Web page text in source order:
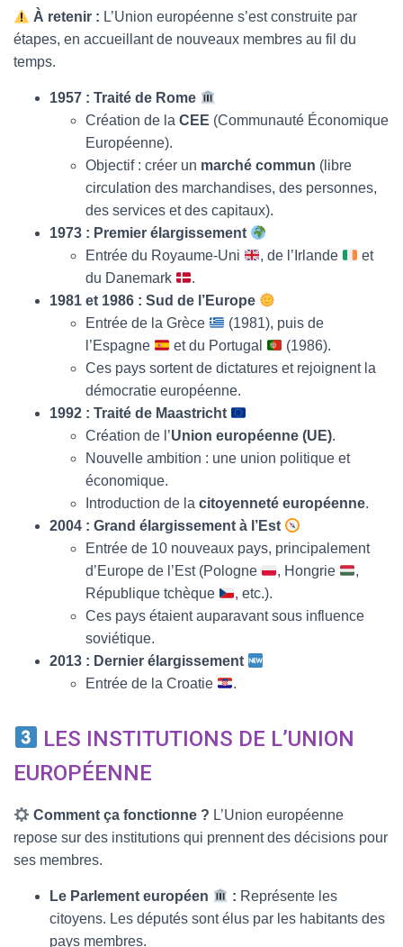
À retenir : L’Union européenne s’est construite par
étapes, en accueillant de nouveaux membres au fil du
temps.
1957 : Traité de Rome
Création de la CEE (Communauté Économique
Européenne).
Objectif : créer un marché commun (libre
circulation des marchandises, des personnes,
des services et des capitaux).
1973 : Premier élargissement
Entrée du Royaume-Uni
, de l’Irlande
et
du Danemark
.
1981 et 1986 : Sud de l’Europe
Entrée de la Grèce
(1981), puis de
l’Espagne
et du Portugal
(1986).
Ces pays sortent de dictatures et rejoignent la
démocratie européenne.
1992 : Traité de Maastricht
Création de l’Union européenne (UE).
Nouvelle ambition : une union politique et
économique.
Introduction de la citoyenneté européenne.
2004 : Grand élargissement à l’Est
Entrée de 10 nouveaux pays, principalement
d’Europe de l’Est (Pologne
, Hongrie
,
République tchèque
, etc.).
Ces pays étaient auparavant sous influence
soviétique.
2013 : Dernier élargissement
Entrée de la Croatie
.
LES INSTITUTIONS DE L’UNION
EUROPÉENNE
Comment ça fonctionne ? L’Union européenne
repose sur des institutions qui prennent des décisions pour
ses membres.
Le Parlement européen : Représente les
citoyens. Les députés sont élus par les habitants des
pays membres.